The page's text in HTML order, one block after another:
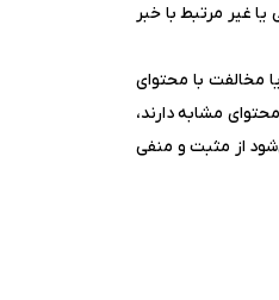
یا غیر مرتبط با خبر
مخالفت با محتوای
مشابه دارند،
از مثبت و منفی